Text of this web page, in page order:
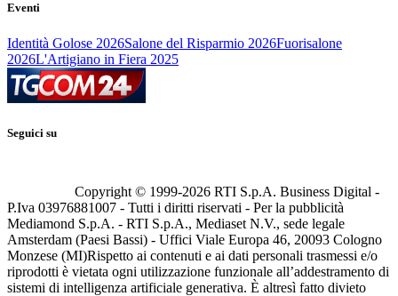
Eventi
Identità Golose 2026Salone del Risparmio 2026Fuorisalone
2026L'Artigiano in Fiera 2025
Seguici su
Copyright © 1999-2026 RTI S.p.A. Business Digital -
P.Iva 03976881007 - Tutti i diritti riservati - Per la pubblicità
Mediamond S.p.A. - RTI S.p.A., Mediaset N.V., sede legale
Amsterdam (Paesi Bassi) - Uffici Viale Europa 46, 20093 Cologno
Monzese (MI)Rispetto ai contenuti e ai dati personali trasmessi e/o
riprodotti è vietata ogni utilizzazione funzionale all’addestramento di
sistemi di intelligenza artificiale generativa. È altresì fatto divieto